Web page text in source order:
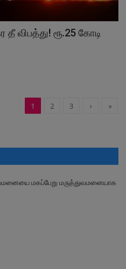
தீ விபத்து! ரூ.25 கோடி
1 2 3 › »
மகப்பேறு மருத்துவமனையாக